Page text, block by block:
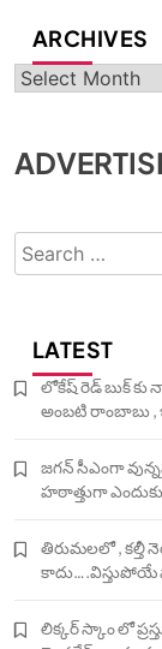
ARCHIVES
Archives
Search
for:
LATEST
లోకేష్ రెడ్ బుక్ కు
అంబటి రాంబాబు ,
జగన్ సీఎంగా
హఠాత్తుగా
తిరుమలలో , కల్తీ
కాదు….విస్తుపోయే
లిక్కర్ స్కాం లో